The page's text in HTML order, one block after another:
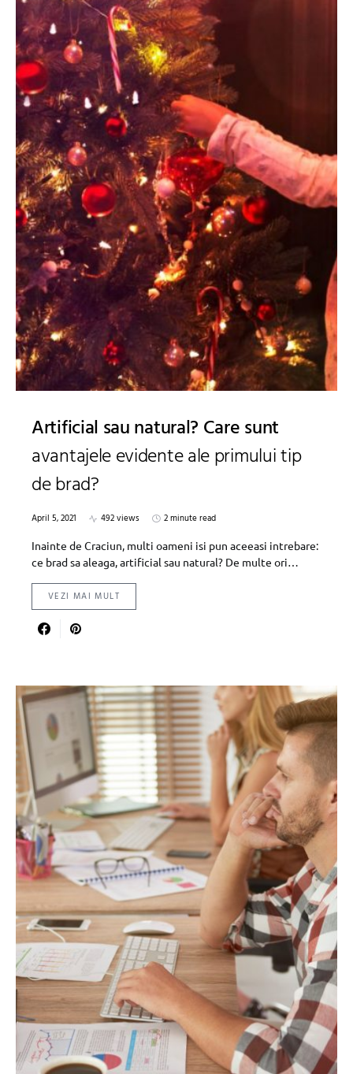
Artificial sau natural? Care sunt
avantajele evidente ale primului tip
de brad?
April 5, 2021 492 views
2 minute read
Inainte de Craciun, multi oameni isi pun aceeasi intrebare:
ce brad sa aleaga, artificial sau natural? De multe ori…
VEZI MAI MULT